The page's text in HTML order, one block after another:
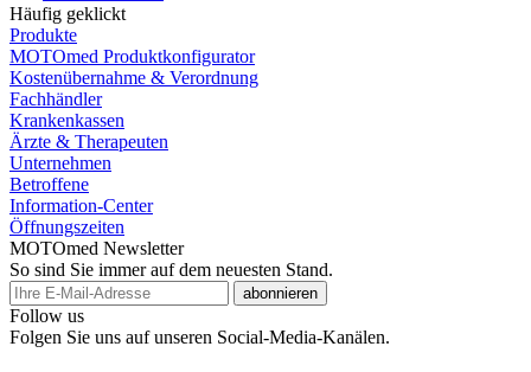
Häufig geklickt
Produkte
MOTOmed Produktkonfigurator
Kostenübernahme & Verordnung
Fachhändler
Krankenkassen
Ärzte & Therapeuten
Unternehmen
Betroffene
Information-Center
Öffnungszeiten
MOTOmed Newsletter
So sind Sie immer auf dem neuesten Stand.
abonnieren
Follow us
Folgen Sie uns auf unseren Social-Media-Kanälen.